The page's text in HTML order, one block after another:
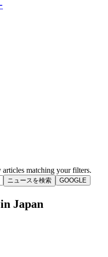
matching your filters.
ニュースを検索 GOOGLE
Japan